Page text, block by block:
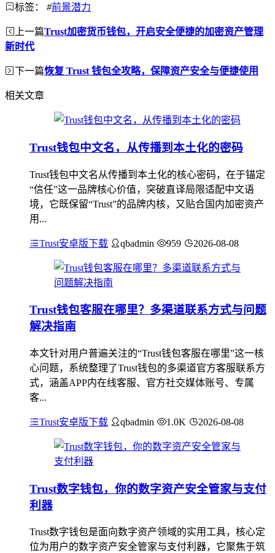
标签： #前景潜力
上一篇Trust加密货币钱包，开启安全便捷的加密资产管理
新时代
下一篇恢复 Trust 钱包全攻略，保障资产安全与便捷使用
相关文章
Trust钱包中文名，从传播到本土化的密码
Trust钱包中文名从传播到本土化的核心密码，在于锚定
“信任”这一品牌核心价值，突破直译局限适配中文语
境，它既保留“Trust”的品牌内核，又贴合国内加密资产
用...
Trust安卓版下载 qbadmin 959 2026-08-08
Trust钱包客服在哪里？多渠道联系方式与问题
解决指南
本文针对用户普遍关注的“Trust钱包客服在哪里”这一核
心问题，系统整理了Trust钱包的多渠道官方客服联系方
式，涵盖APP内在线客服、官方社交媒体账号、专属
客...
Trust安卓版下载 qbadmin 1.0K 2026-08-08
Trust数字钱包，你的数字资产安全管家与支付
利器
Trust数字钱包是面向数字资产领域的实用工具，核心定
位为用户的数字资产安全管家与支付利器，它聚焦于筑